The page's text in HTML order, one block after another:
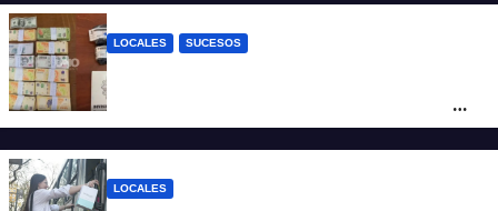
LOCALES SUCESOS
de 700 gramos de cocaína
LOCALES